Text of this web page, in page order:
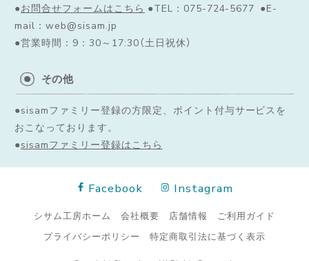
●お問合せフォームはこちら ●TEL：075-724-5677 ●E-
mail：web@sisam.jp
●営業時間：9：30～17:30（土日祝休）
その他
●sisamファミリー登録の方限定、ポイント付与サービスを
おこなっております。
●sisamファミリー登録はこちら
Facebook Instagram
シサム工房ホーム 会社概要 店舗情報
ご利用ガイド
プライバシーポリシー
特定商取引法に基づく表示